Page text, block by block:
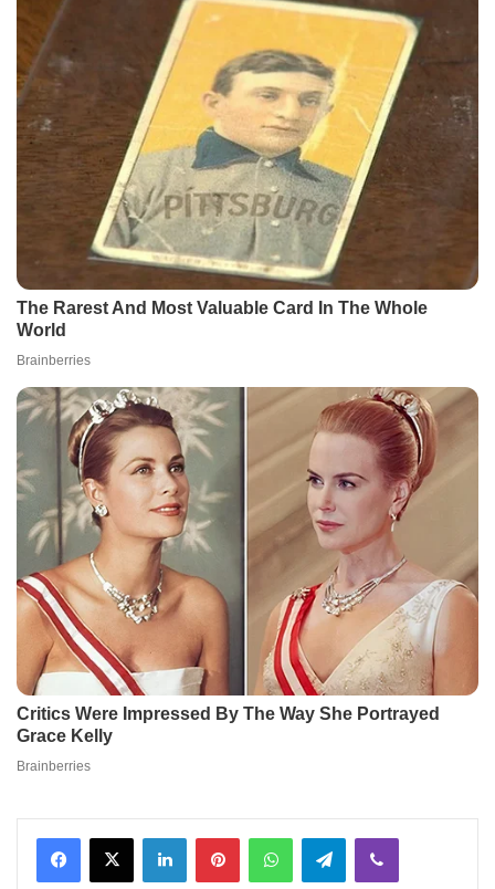
Facebook
X LinkedInPinterestWhatsAppTelegramViber